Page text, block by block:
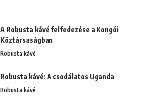
A Robusta kávé felfedezése a Kongói
Köztársaságban
Robusta kávé
Robusta kávé: A csodálatos Uganda
Robusta kávé